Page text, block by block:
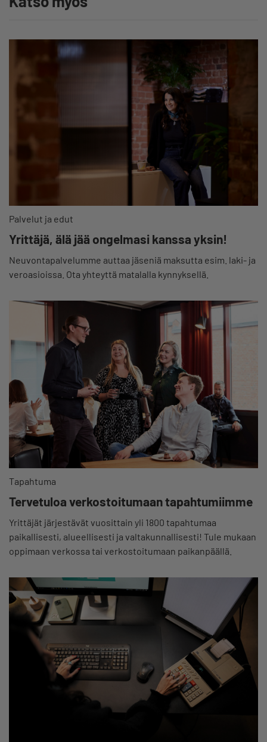
Palvelut ja edut
Yrittäjä, älä jää ongelmasi kanssa yksin!
Neuvontapalvelumme auttaa jäseniä maksutta esim. laki- ja
veroasioissa. Ota yhteyttä matalalla kynnyksellä.
Tapahtuma
Tervetuloa verkostoitumaan tapahtumiimme
Yrittäjät järjestävät vuosittain yli 1800 tapahtumaa
paikallisesti, alueellisesti ja valtakunnallisesti! Tule mukaan
oppimaan verkossa tai verkostoitumaan paikanpäällä.